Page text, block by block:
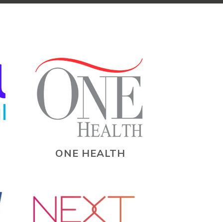
ONE HEALTH